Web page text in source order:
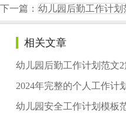
下一篇： 幼儿园后勤工作计划
相关文章
幼儿园后勤工作计划范文2
2024年完整的个人工作计
幼儿园安全工作计划模板